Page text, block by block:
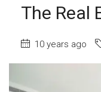
The Real
10 years ago